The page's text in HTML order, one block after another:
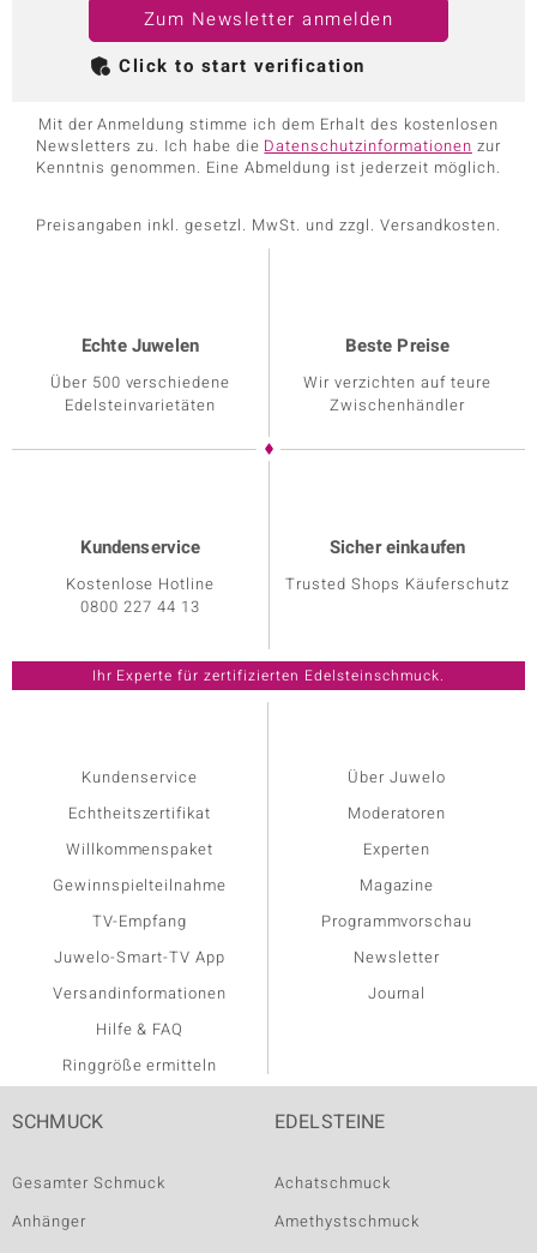
Zum Newsletter anmelden
Click to start verification
Mit der Anmeldung stimme ich dem Erhalt des kostenlosen
Newsletters zu. Ich habe die Datenschutzinformationen zur
Kenntnis genommen. Eine Abmeldung ist jederzeit möglich.
Preisangaben inkl. gesetzl. MwSt. und zzgl. Versandkosten.
Echte Juwelen
Über 500 verschiedene
Edelsteinvarietäten
Beste Preise
Wir verzichten auf teure
Zwischenhändler
Kundenservice
Kostenlose Hotline
0800 227 44 13
Sicher einkaufen
Trusted Shops Käuferschutz
Kundenservice
Echtheitszertifikat
Willkommenspaket
Gewinnspielteilnahme
TV-Empfang
Juwelo-Smart-TV App
Versandinformationen
Hilfe & FAQ
Ringgröße ermitteln
Über Juwelo
Moderatoren
Experten
Magazine
Programmvorschau
Newsletter
Journal
SCHMUCK
Gesamter Schmuck
Anhänger
EDELSTEINE
Achatschmuck
Amethystschmuck